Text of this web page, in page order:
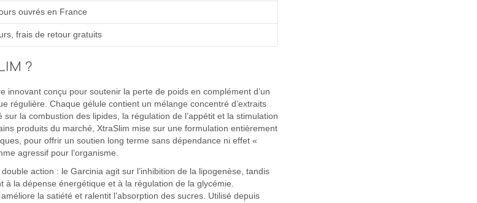
ouvrés en France
frais de retour gratuits
?
innovant conçu pour soutenir la perte de poids en complément d’un
régulière. Chaque gélule contient un mélange concentré d’extraits
la combustion des lipides, la régulation de l’appétit et la stimulation
produits du marché, XtraSlim mise sur une formulation entièrement
pour offrir un soutien long terme sans dépendance ni effet «
agressif pour l’organisme.
action : le Garcinia agit sur l’inhibition de la lipogenèse, tandis
à la dépense énergétique et à la régulation de la glycémie.
la satiété et ralentit l’absorption des sucres. Utilisé depuis